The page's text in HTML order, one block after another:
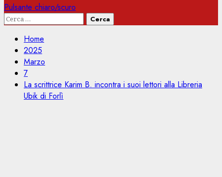
Pulsante chiaro/scuro
Ricerca
Home
2025
Marzo
7
La scrittrice Karim B. incontra i suoi lettori alla Libreria
Ubik di Forlì